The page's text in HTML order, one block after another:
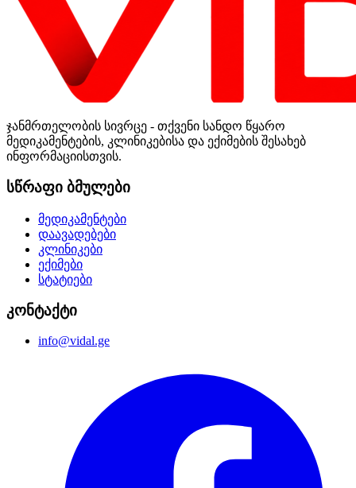
ჯანმრთელობის სივრცე - თქვენი სანდო წყარო
მედიკამენტების, კლინიკებისა და ექიმების შესახებ
ინფორმაციისთვის.
სწრაფი ბმულები
მედიკამენტები
დაავადებები
კლინიკები
ექიმები
სტატიები
კონტაქტი
info@vidal.ge